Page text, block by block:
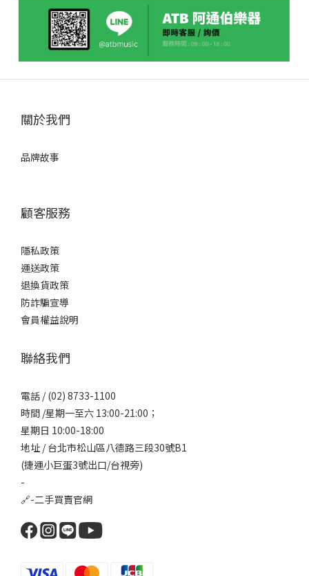
關於我們
品牌故事
顧客服務
隱私政策
運送政策
退換貨政策
防詐騙宣導
會員權益說明
聯絡我們
電話 / (02) 8733-1100
時間 /星期一至六 13:00-21:00；
星期日 10:00-18:00
地址 / 台北市松山區八德路三段30號B1
(捷運小巨蛋3號出口/台視旁)
-
🔗-二手買賣官網